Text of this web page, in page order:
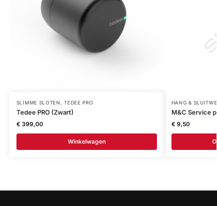
SLIMME SLOTEN ,TEDEE PRO
Tedee PRO (Zwart)
€399,00
Winkelwagen
HANG &
M&C Service
€9,50